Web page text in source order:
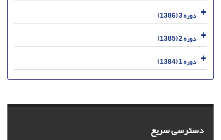
دوره 3 (1386)
دوره 2 (1385)
دوره 1 (1384)
دسترسی سریع